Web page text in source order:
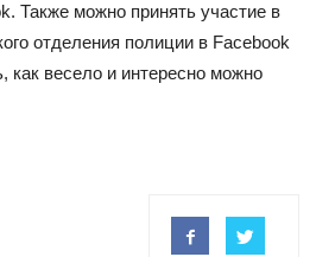
Также можно принять участие в
отделения полиции в Facebook
как весело и интересно можно